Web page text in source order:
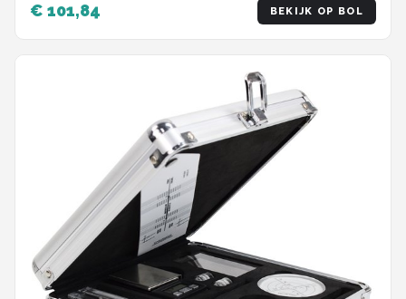
€ 101,84 BEKIJK OP BOL